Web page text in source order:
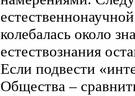
колебалась около
естествознания
Если подвести
Общества –